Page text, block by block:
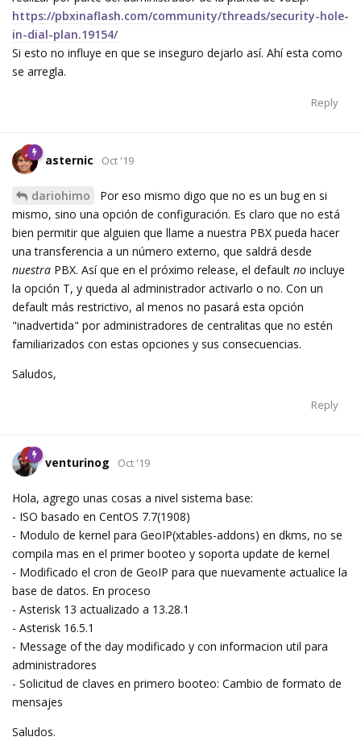
https://pbxinaflash.com/community/threads/security-hole-
in-dial-plan.19154/
Si esto no influye en que se inseguro dejarlo así. Ahí esta como
se arregla.
Reply
asternic Oct '19
dariohimo
Por eso mismo digo que no es un bug en si
mismo, sino una opción de configuración. Es claro que no está
bien permitir que alguien que llame a nuestra PBX pueda hacer
una transferencia a un número externo, que saldrá desde
nuestra PBX. Así que en el próximo release, el default no incluye
la opción T, y queda al administrador activarlo o no. Con un
default más restrictivo, al menos no pasará esta opción
"inadvertida" por administradores de centralitas que no estén
familiarizados con estas opciones y sus consecuencias.
Saludos,
Reply
venturinog Oct '19
Hola, agrego unas cosas a nivel sistema base:
- ISO basado en CentOS 7.7(1908)
- Modulo de kernel para GeoIP(xtables-addons) en dkms, no se
compila mas en el primer booteo y soporta update de kernel
- Modificado el cron de GeoIP para que nuevamente actualice la
base de datos. En proceso
- Asterisk 13 actualizado a 13.28.1
- Asterisk 16.5.1
- Message of the day modificado y con informacion util para
administradores
- Solicitud de claves en primero booteo: Cambio de formato de
mensajes
Saludos.